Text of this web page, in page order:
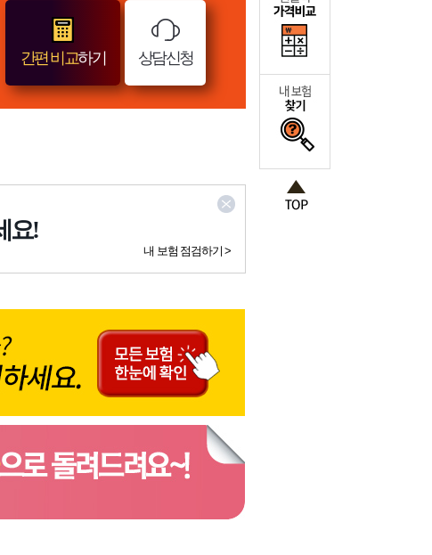
간편 비교하기 상담신청
요!
내 보험 점검하기 >